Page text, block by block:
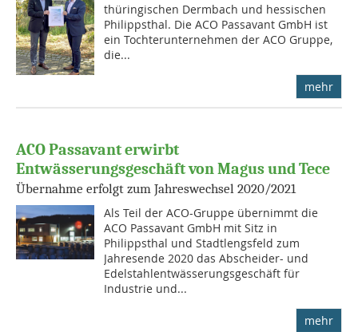
thüringischen Dermbach und hessischen
Philippsthal. Die ACO Passavant GmbH ist
ein Tochterunternehmen der ACO Gruppe,
die...
mehr
ACO Passavant erwirbt
Entwässerungsgeschäft von Magus und Tece
Übernahme erfolgt zum Jahreswechsel 2020/2021
Als Teil der ACO-Gruppe übernimmt die
ACO Passavant GmbH mit Sitz in
Philippsthal und Stadtlengsfeld zum
Jahresende 2020 das Abscheider- und
Edelstahlentwässerungsgeschäft für
Industrie und...
mehr